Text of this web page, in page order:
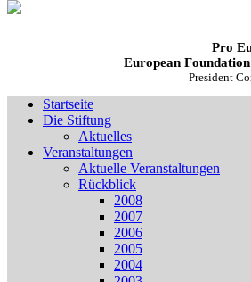
Pro
European
President
Startseite
Die Stiftung
Aktuelles
Veranstaltungen
Aktuelle Veranstaltungen
Rückblick
2008
2007
2006
2005
2004